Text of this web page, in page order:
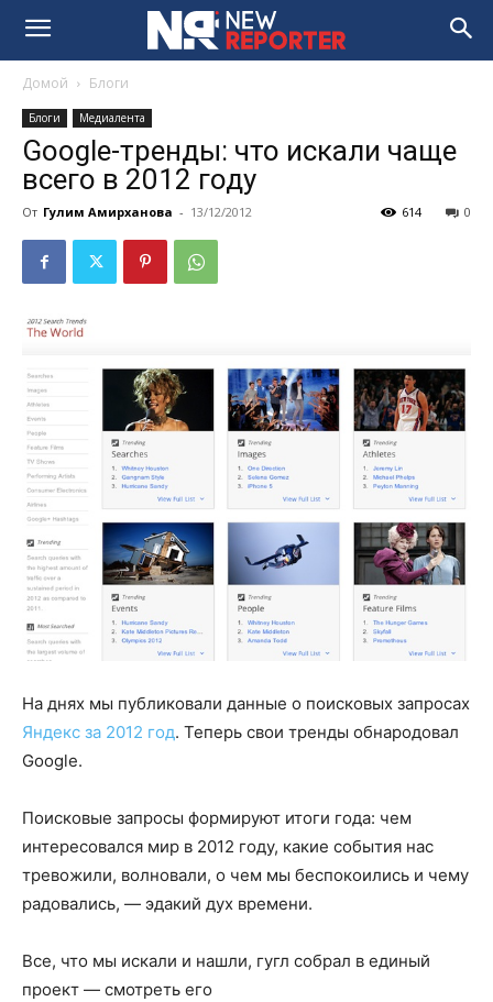
Домой Блоги
Блоги Медиалента
Google-тренды: что искали чаще
всего в 2012 году
От Гулим Амирханова - 13/12/2012 0
614
На днях мы публиковали данные о поисковых запросах
Яндекс за 2012 год. Теперь свои тренды обнародовал
Google.
Поисковые запросы формируют итоги года: чем
интересовался мир в 2012 году, какие события нас
тревожили, волновали, о чем мы беспокоились и чему
радовались, — эдакий дух времени.
Все, что мы искали и нашли, гугл собрал в единый
проект — смотреть его